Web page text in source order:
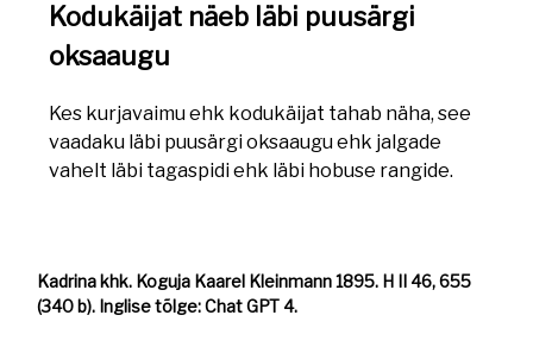
Kodukäijat näeb läbi puusärgi
oksaaugu
Kes kurjavaimu ehk kodukäijat tahab näha, see
vaadaku läbi puusärgi oksaaugu ehk jalgade
vahelt läbi tagaspidi ehk läbi hobuse rangide.
Kadrina khk. Koguja Kaarel Kleinmann 1895. H II 46, 655
(340 b). Inglise tõlge: Chat GPT 4.